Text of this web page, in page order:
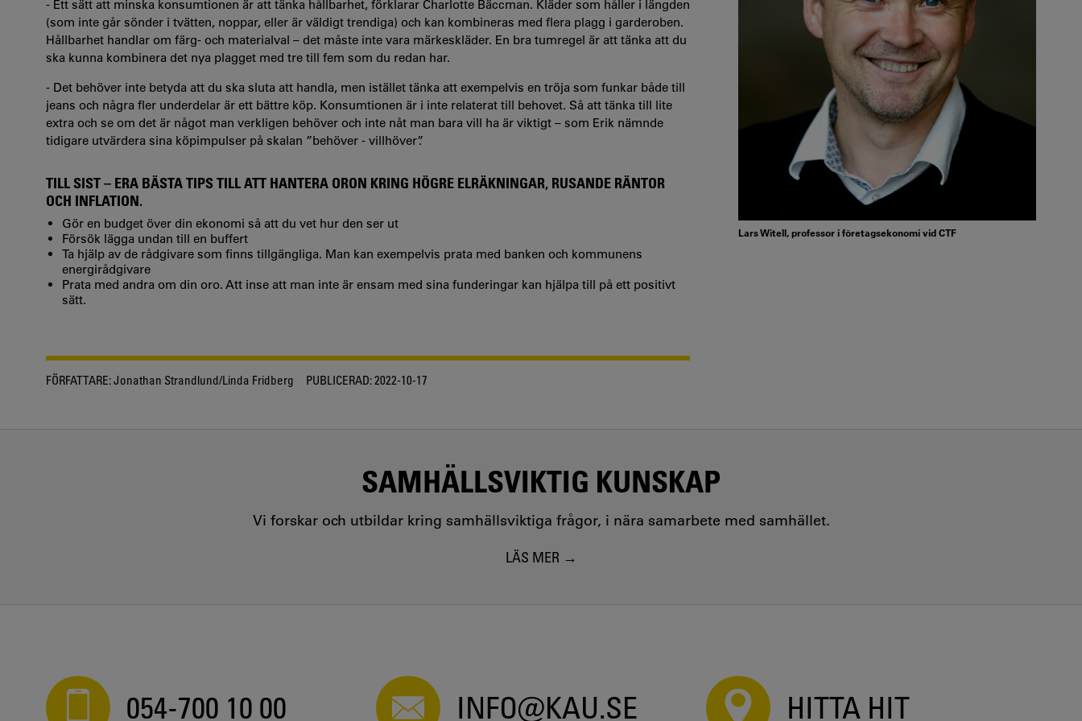
- Ett sätt att minska konsumtionen är att tänka hållbarhet, förklarar Charlotte Bäccman. Kläder som håller i längden
(som inte går sönder i tvätten, noppar, eller är väldigt trendiga) och kan kombineras med flera plagg i garderoben.
Hållbarhet handlar om färg- och materialval – det måste inte vara märkeskläder. En bra tumregel är att tänka att du
ska kunna kombinera det nya plagget med tre till fem som du redan har.
- Det behöver inte betyda att du ska sluta att handla, men istället tänka att exempelvis en tröja som funkar både till
jeans och några fler underdelar är ett bättre köp. Konsumtionen är i inte relaterat till behovet. Så att tänka till lite
extra och se om det är något man verkligen behöver och inte nåt man bara vill ha är viktigt – som Erik nämnde
tidigare utvärdera sina köpimpulser på skalan ”behöver - villhöver”.
TILL SIST – ERA BÄSTA TIPS TILL ATT HANTERA ORON KRING HÖGRE ELRÄKNINGAR, RUSANDE RÄNTOR
OCH INFLATION.
Gör en budget över din ekonomi så att du vet hur den ser ut
Försök lägga undan till en buffert
Ta hjälp av de rådgivare som finns tillgängliga. Man kan exempelvis prata med banken och kommunens
energirådgivare
Prata med andra om din oro. Att inse att man inte är ensam med sina funderingar kan hjälpa till på ett positivt
sätt.
FÖRFATTARE:Jonathan Strandlund/Linda Fridberg PUBLICERAD:2022-10-17
Lars Witell, professor i företagsekonomi vid CTF
SAMHÄLLSVIKTIG KUNSKAP
Vi forskar och utbildar kring samhällsviktiga frågor, i nära samarbete med samhället.
LÄS MER
054-700 10 00 INFO@KAU.SE HITTA HIT